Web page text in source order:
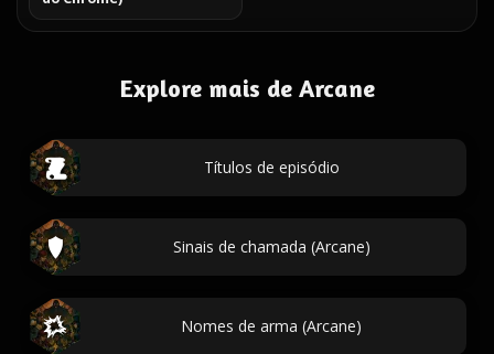
Explore mais de Arcane
Títulos de episódio
Sinais de chamada (Arcane)
Nomes de arma (Arcane)